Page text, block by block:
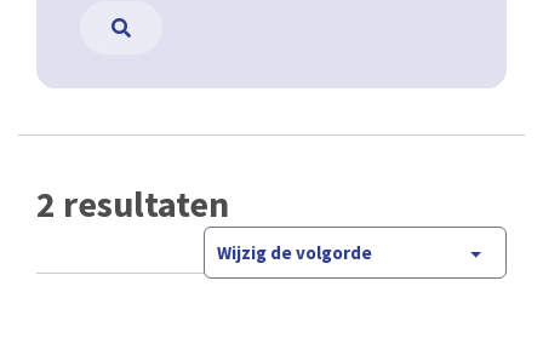
2 resultaten
Wijzig de volgorde